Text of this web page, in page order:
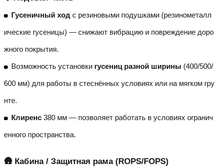
Гусеничный ход с резиновыми подушками (резинометалл
ические гусеницы) — снижают вибрацию и повреждение доро
жного покрытия.
Возможность установки гусениц разной ширины (400/500/
600 мм) для работы в стеснённых условиях или на мягком гру
нте.
Клиренс 380 мм — позволяет работать в условиях огранич
енного пространства.
🛖 Кабина / Защитная рама (ROPS/FOPS)